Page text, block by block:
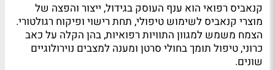
קנאביס רפואי הוא ענף העוסק בגידול, ייצור והפצה של
מוצרי קנאביס לשימוש טיפולי, תחת רישוי ופיקוח רגולטורי.
הצמח משמש למגוון התוויות רפואיות, בהן הקלה על כאב
כרוני, טיפול תומך בחולי סרטן ומענה למצבים נוירולוגיים
שונים.